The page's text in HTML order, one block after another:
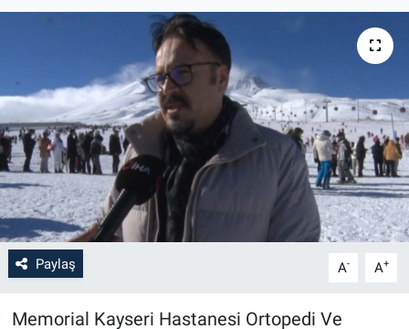
Paylaş A- A+
Memorial Kayseri Hastanesi Ortopedi Ve